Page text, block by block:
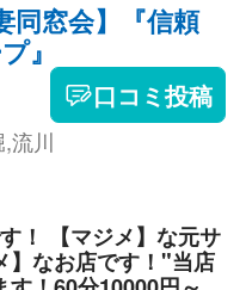
同窓会】『信頼
』
口コミ投稿
流川
！ 【マジメ】な元サ
】なお店です！"当店